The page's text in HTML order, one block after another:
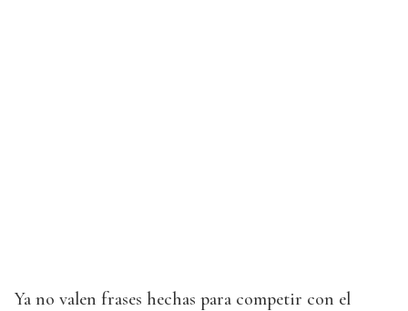
Ya no valen frases hechas para competir con el